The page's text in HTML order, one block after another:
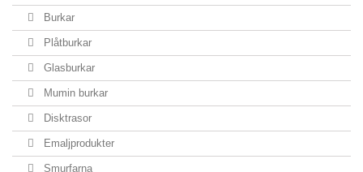
Burkar
Plåtburkar
Glasburkar
Mumin burkar
Disktrasor
Emaljprodukter
Smurfarna